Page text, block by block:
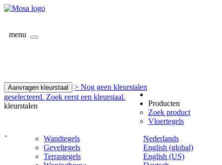
menu
Aanvragen kleurstaal
> Nog geen kleurstalen
geselecteerd. Zoek eerst een kleurstaal.
kleurstalen
-
Nederlands
English (global)
English (US)
Producten
Zoek product
Vloertegels
Wandtegels
Geveltegels
Terrastegels